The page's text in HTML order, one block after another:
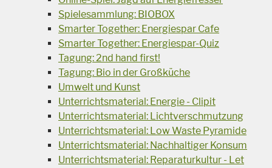
Spielesammlung: BIOBOX
Smarter Together: Energiespar Cafe
Smarter Together: Energiespar-Quiz
Tagung: 2nd hand first!
Tagung: Bio in der Großküche
Umwelt und Kunst
Unterrichtsmaterial: Energie - Clipit
Unterrichtsmaterial: Lichtverschmutzung
Unterrichtsmaterial: Low Waste Pyramide
Unterrichtsmaterial: Nachhaltiger Konsum
Unterrichtsmaterial: Reparaturkultur - Let